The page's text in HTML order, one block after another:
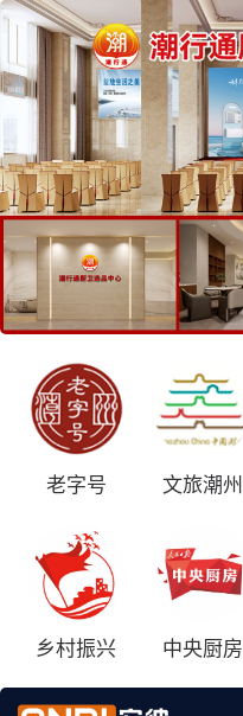
老字号 文旅潮州
乡村振兴 中央厨房